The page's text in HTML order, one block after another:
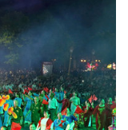
khí thế sôi nổi,
một mùa Trung
xứ Đoài.